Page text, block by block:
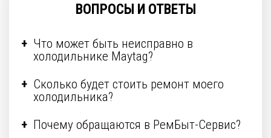
ВОПРОСЫ И ОТВЕТЫ
Что может быть неисправно в
холодильнике Maytag?
Сколько будет стоить ремонт моего
холодильника?
Почему обращаются в РемБыт-Сервис?